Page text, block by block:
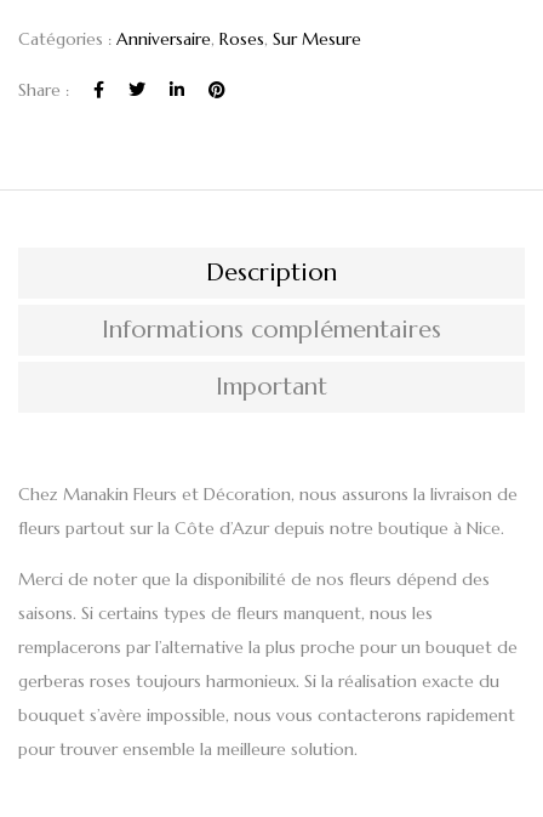
Catégories : Anniversaire, Roses, Sur Mesure
Share :
Description
Informations complémentaires
Important
Chez Manakin Fleurs et Décoration, nous assurons la livraison de
fleurs partout sur la Côte d’Azurdepuis notre boutique à Nice.
Merci de noter que la disponibilité de nos fleurs dépend des
saisons. Si certains types de fleurs manquent, nous les
remplacerons par l’alternative la plus proche pour un bouquet de
gerberas roses toujours harmonieux. Si la réalisation exacte du
bouquet s’avère impossible, nous vous contacterons rapidement
pour trouver ensemble la meilleure solution.